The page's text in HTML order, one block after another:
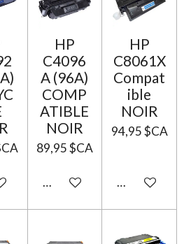
au panier
HP
C4096
A (96A)
COMP
ATIBLE
NOIR
89,95 $CA
Ajouter au panier
HP
C8061X
Compat
ible
NOIR
94,95 $CA
Ajouter au